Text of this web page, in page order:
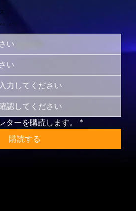
ましょう！
ターを購読します。
*
購読する